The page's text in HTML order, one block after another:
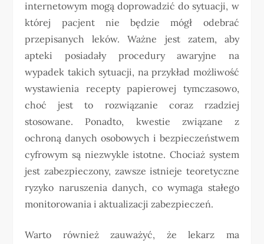
internetowym mogą doprowadzić do sytuacji, w
której pacjent nie będzie mógł odebrać
przepisanych leków. Ważne jest zatem, aby
apteki posiadały procedury awaryjne na
wypadek takich sytuacji, na przykład możliwość
wystawienia recepty papierowej tymczasowo,
choć jest to rozwiązanie coraz rzadziej
stosowane. Ponadto, kwestie związane z
ochroną danych osobowych i bezpieczeństwem
cyfrowym są niezwykle istotne. Chociaż system
jest zabezpieczony, zawsze istnieje teoretyczne
ryzyko naruszenia danych, co wymaga stałego
monitorowania i aktualizacji zabezpieczeń.
Warto również zauważyć, że lekarz ma